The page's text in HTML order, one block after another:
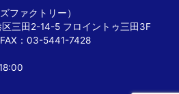
ファクトリー）
三田2-14-5 フロイントゥ三田3F
：03-5441-7428